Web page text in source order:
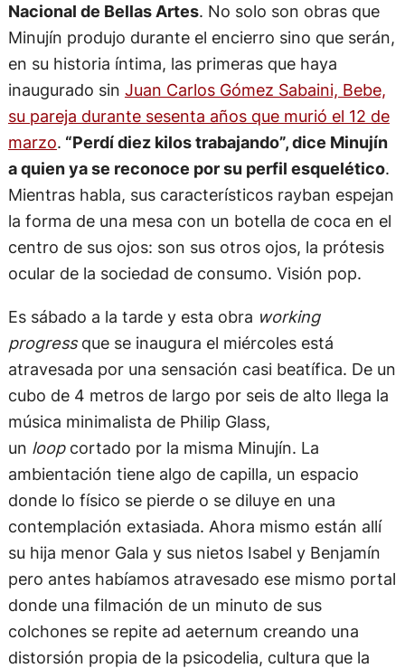
Nacional de Bellas Artes. No solo son obras que
Minujín produjo durante el encierro sino que serán,
en su historia íntima, las primeras que haya
inaugurado sin Juan Carlos Gómez Sabaini, Bebe,
su pareja durante sesenta años que murió el 12 de
marzo. “Perdí diez kilos trabajando”, dice Minujín
a quien ya se reconoce por su perfil esquelético.
Mientras habla, sus característicos rayban espejan
la forma de una mesa con un botella de coca en el
centro de sus ojos: son sus otros ojos, la prótesis
ocular de la sociedad de consumo. Visión pop.
Es sábado a la tarde y esta obra working
progressque se inaugura el miércoles está
atravesada por una sensación casi beatífica. De un
cubo de 4 metros de largo por seis de alto llega la
música minimalista de Philip Glass,
un loop cortado por la misma Minujín. La
ambientación tiene algo de capilla, un espacio
donde lo físico se pierde o se diluye en una
contemplación extasiada. Ahora mismo están allí
su hija menor Gala y sus nietos Isabel y Benjamín
pero antes habíamos atravesado ese mismo portal
donde una filmación de un minuto de sus
colchones se repite ad aeternum creando una
distorsión propia de la psicodelia, cultura que la